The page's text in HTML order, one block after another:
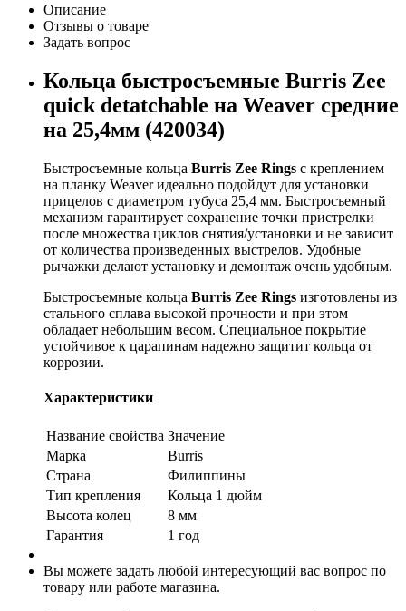
Описание
Отзывы о товаре
Задать вопрос
Кольца быстросъемные Burris Zee
quick detatchable на Weaver средние
на 25,4мм (420034)
Быстросъемные кольца Burris Zee Rings с креплением
на планку Weaver идеально подойдут для установки
прицелов с диаметром тубуса 25,4 мм. Быстросъемный
механизм гарантирует сохранение точки пристрелки
после множества циклов снятия/установки и не зависит
от количества произведенных выстрелов. Удобные
рычажки делают установку и демонтаж очень удобным.
Быстросъемные кольца Burris Zee Rings изготовлены из
стального сплава высокой прочности и при этом
обладает небольшим весом. Специальное покрытие
устойчивое к царапинам надежно защитит кольца от
коррозии.
Характеристики
Название свойства Значение
Марка
Burris
Страна
Филиппины
Тип крепления
Кольца 1 дюйм
Высота колец
8 мм
Гарантия
1 год
Вы можете задать любой интересующий вас вопрос по
товару или работе магазина.